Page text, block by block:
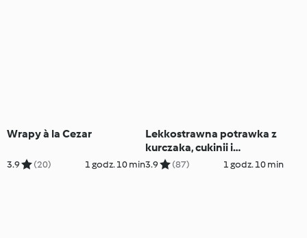
Wrapy à la Cezar
3.9 (20) 1 godz. 10 min
Lekkostrawna potrawka z
kurczaka, cukinii i
marchewki z ryżem
3.9 (87) 1 godz. 10 min